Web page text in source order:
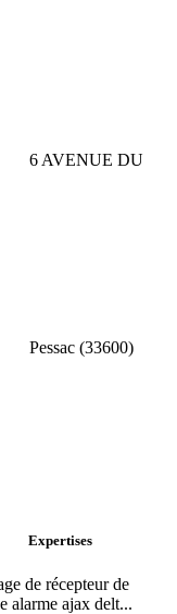
6 AVENUE DU
Pessac (33600)
Expertises
de récepteur de
alarme ajax delt...